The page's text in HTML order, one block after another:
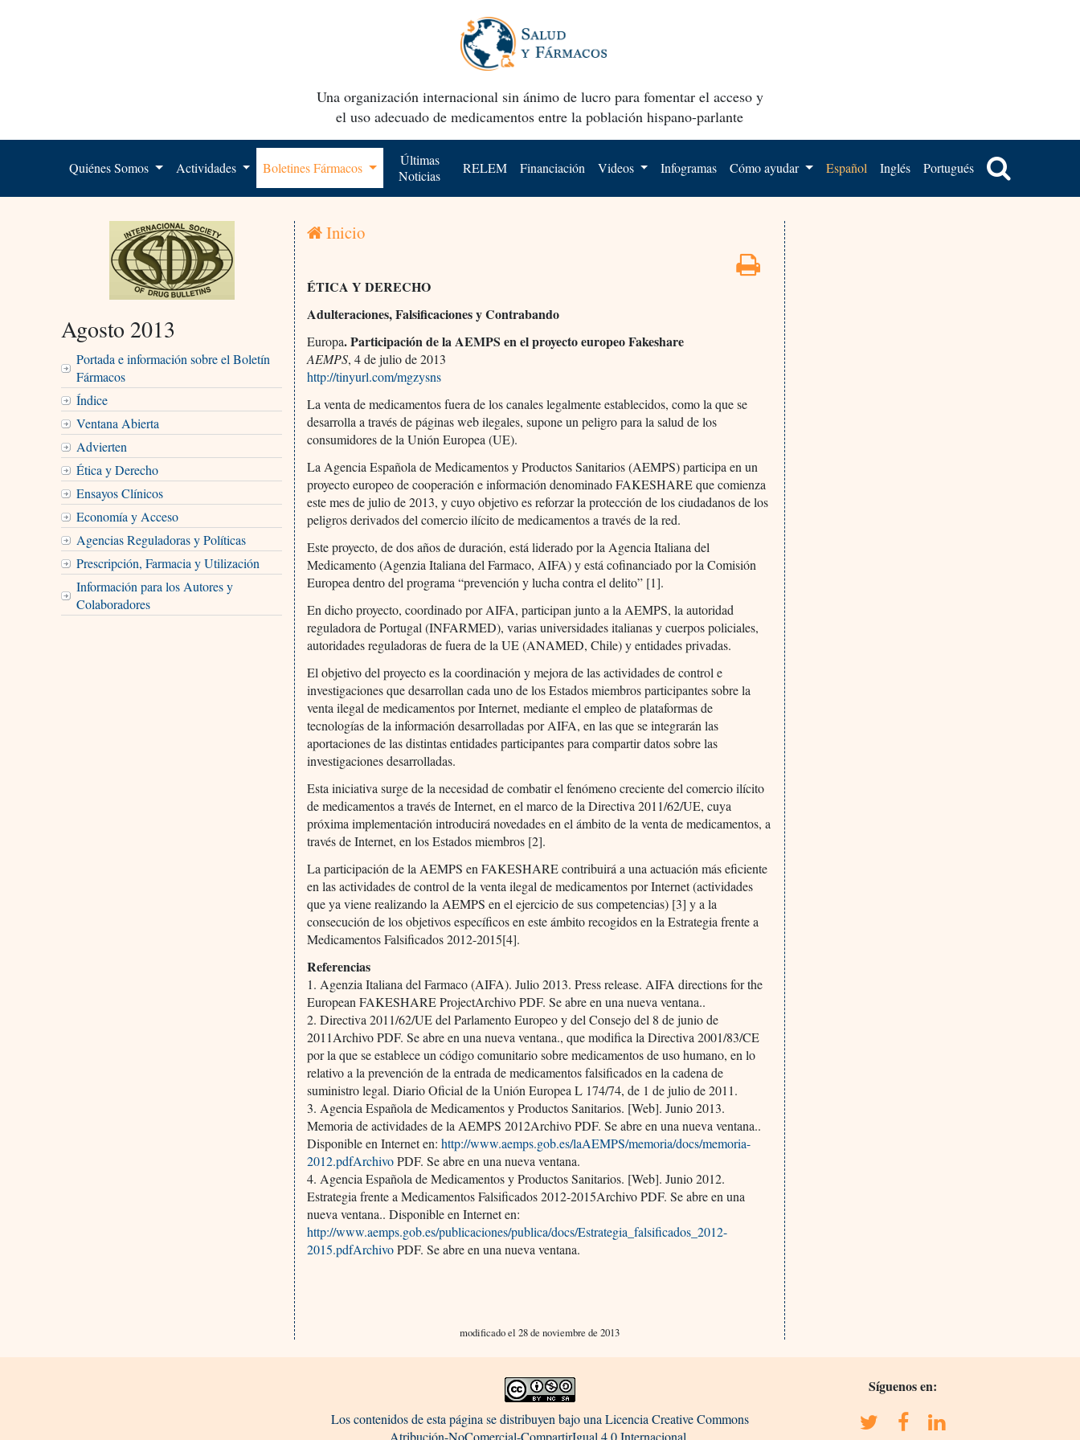
Una organización internacional sin ánimo de lucro para fomentar el acceso y
el uso adecuado de medicamentos entre la población hispano-parlante
Quiénes Somos Actividades Boletines Fármacos
Últimas
Noticias
RELEM Financiación Videos Infogramas Cómo ayudar Español Inglés Portugués
Agosto 2013
Portada e información sobre el Boletín
Fármacos
Índice
Ventana Abierta
Advierten
Ética y Derecho
Ensayos Clínicos
Economía y Acceso
Agencias Reguladoras y Políticas
Prescripción, Farmacia y Utilización
Información para los Autores y
Colaboradores
Inicio
ÉTICA Y DERECHO
Adulteraciones, Falsificaciones y Contrabando
Europa. Participación de la AEMPS en el proyecto europeo Fakeshare
AEMPS, 4 de julio de 2013
http://tinyurl.com/mgzysns
La venta de medicamentos fuera de los canales legalmente establecidos, como la que se
desarrolla a través de páginas web ilegales, supone un peligro para la salud de los
consumidores de la Unión Europea (UE).
La Agencia Española de Medicamentos y Productos Sanitarios (AEMPS) participa en un
proyecto europeo de cooperación e información denominado FAKESHARE que comienza
este mes de julio de 2013, y cuyo objetivo es reforzar la protección de los ciudadanos de los
peligros derivados del comercio ilícito de medicamentos a través de la red.
Este proyecto, de dos años de duración, está liderado por la Agencia Italiana del
Medicamento (Agenzia Italiana del Farmaco, AIFA) y está cofinanciado por la Comisión
Europea dentro del programa “prevención y lucha contra el delito” [1].
En dicho proyecto, coordinado por AIFA, participan junto a la AEMPS, la autoridad
reguladora de Portugal (INFARMED), varias universidades italianas y cuerpos policiales,
autoridades reguladoras de fuera de la UE (ANAMED, Chile) y entidades privadas.
El objetivo del proyecto es la coordinación y mejora de las actividades de control e
investigaciones que desarrollan cada uno de los Estados miembros participantes sobre la
venta ilegal de medicamentos por Internet, mediante el empleo de plataformas de
tecnologías de la información desarrolladas por AIFA, en las que se integrarán las
aportaciones de las distintas entidades participantes para compartir datos sobre las
investigaciones desarrolladas.
Esta iniciativa surge de la necesidad de combatir el fenómeno creciente del comercio ilícito
de medicamentos a través de Internet, en el marco de la Directiva 2011/62/UE, cuya
próxima implementación introducirá novedades en el ámbito de la venta de medicamentos, a
través de Internet, en los Estados miembros [2].
La participación de la AEMPS en FAKESHARE contribuirá a una actuación más eficiente
en las actividades de control de la venta ilegal de medicamentos por Internet (actividades
que ya viene realizando la AEMPS en el ejercicio de sus competencias) [3] y a la
consecución de los objetivos específicos en este ámbito recogidos en la Estrategia frente a
Medicamentos Falsificados 2012-2015[4].
Referencias
1. Agenzia Italiana del Farmaco (AIFA). Julio 2013. Press release. AIFA directions for the
European FAKESHARE ProjectArchivo PDF. Se abre en una nueva ventana..
2. Directiva 2011/62/UE del Parlamento Europeo y del Consejo del 8 de junio de
2011Archivo PDF. Se abre en una nueva ventana., que modifica la Directiva 2001/83/CE
por la que se establece un código comunitario sobre medicamentos de uso humano, en lo
relativo a la prevención de la entrada de medicamentos falsificados en la cadena de
suministro legal. Diario Oficial de la Unión Europea L 174/74, de 1 de julio de 2011.
3. Agencia Española de Medicamentos y Productos Sanitarios. [Web]. Junio 2013.
Memoria de actividades de la AEMPS 2012Archivo PDF. Se abre en una nueva ventana..
Disponible en Internet en:http://www.aemps.gob.es/laAEMPS/memoria/docs/memoria-
2012.pdfArchivoPDF. Se abre en una nueva ventana.
4. Agencia Española de Medicamentos y Productos Sanitarios. [Web]. Junio 2012.
Estrategia frente a Medicamentos Falsificados 2012-2015Archivo PDF. Se abre en una
nueva ventana.. Disponible en Internet en:
http://www.aemps.gob.es/publicaciones/publica/docs/Estrategia_falsificados_2012-
2015.pdfArchivoPDF. Se abre en una nueva ventana.
modificado el 28 de noviembre de 2013
Los contenidos de esta página se distribuyen bajo una Licencia Creative Commons
Atribución-NoComercial-CompartirIgual 4.0 Internacional.
Síguenos en: